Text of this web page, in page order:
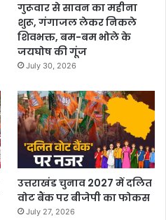
गुरूवार से सावन का महीना
शुरू, गंगाजल लेकर निकले
शिवभक्त, बम-बम भोले के
जयघोष की गूंज
July 30, 2026
उत्तराखंड चुनाव 2027 में दलित
वोट बैंक पर बीजेपी का फोकस
July 27, 2026